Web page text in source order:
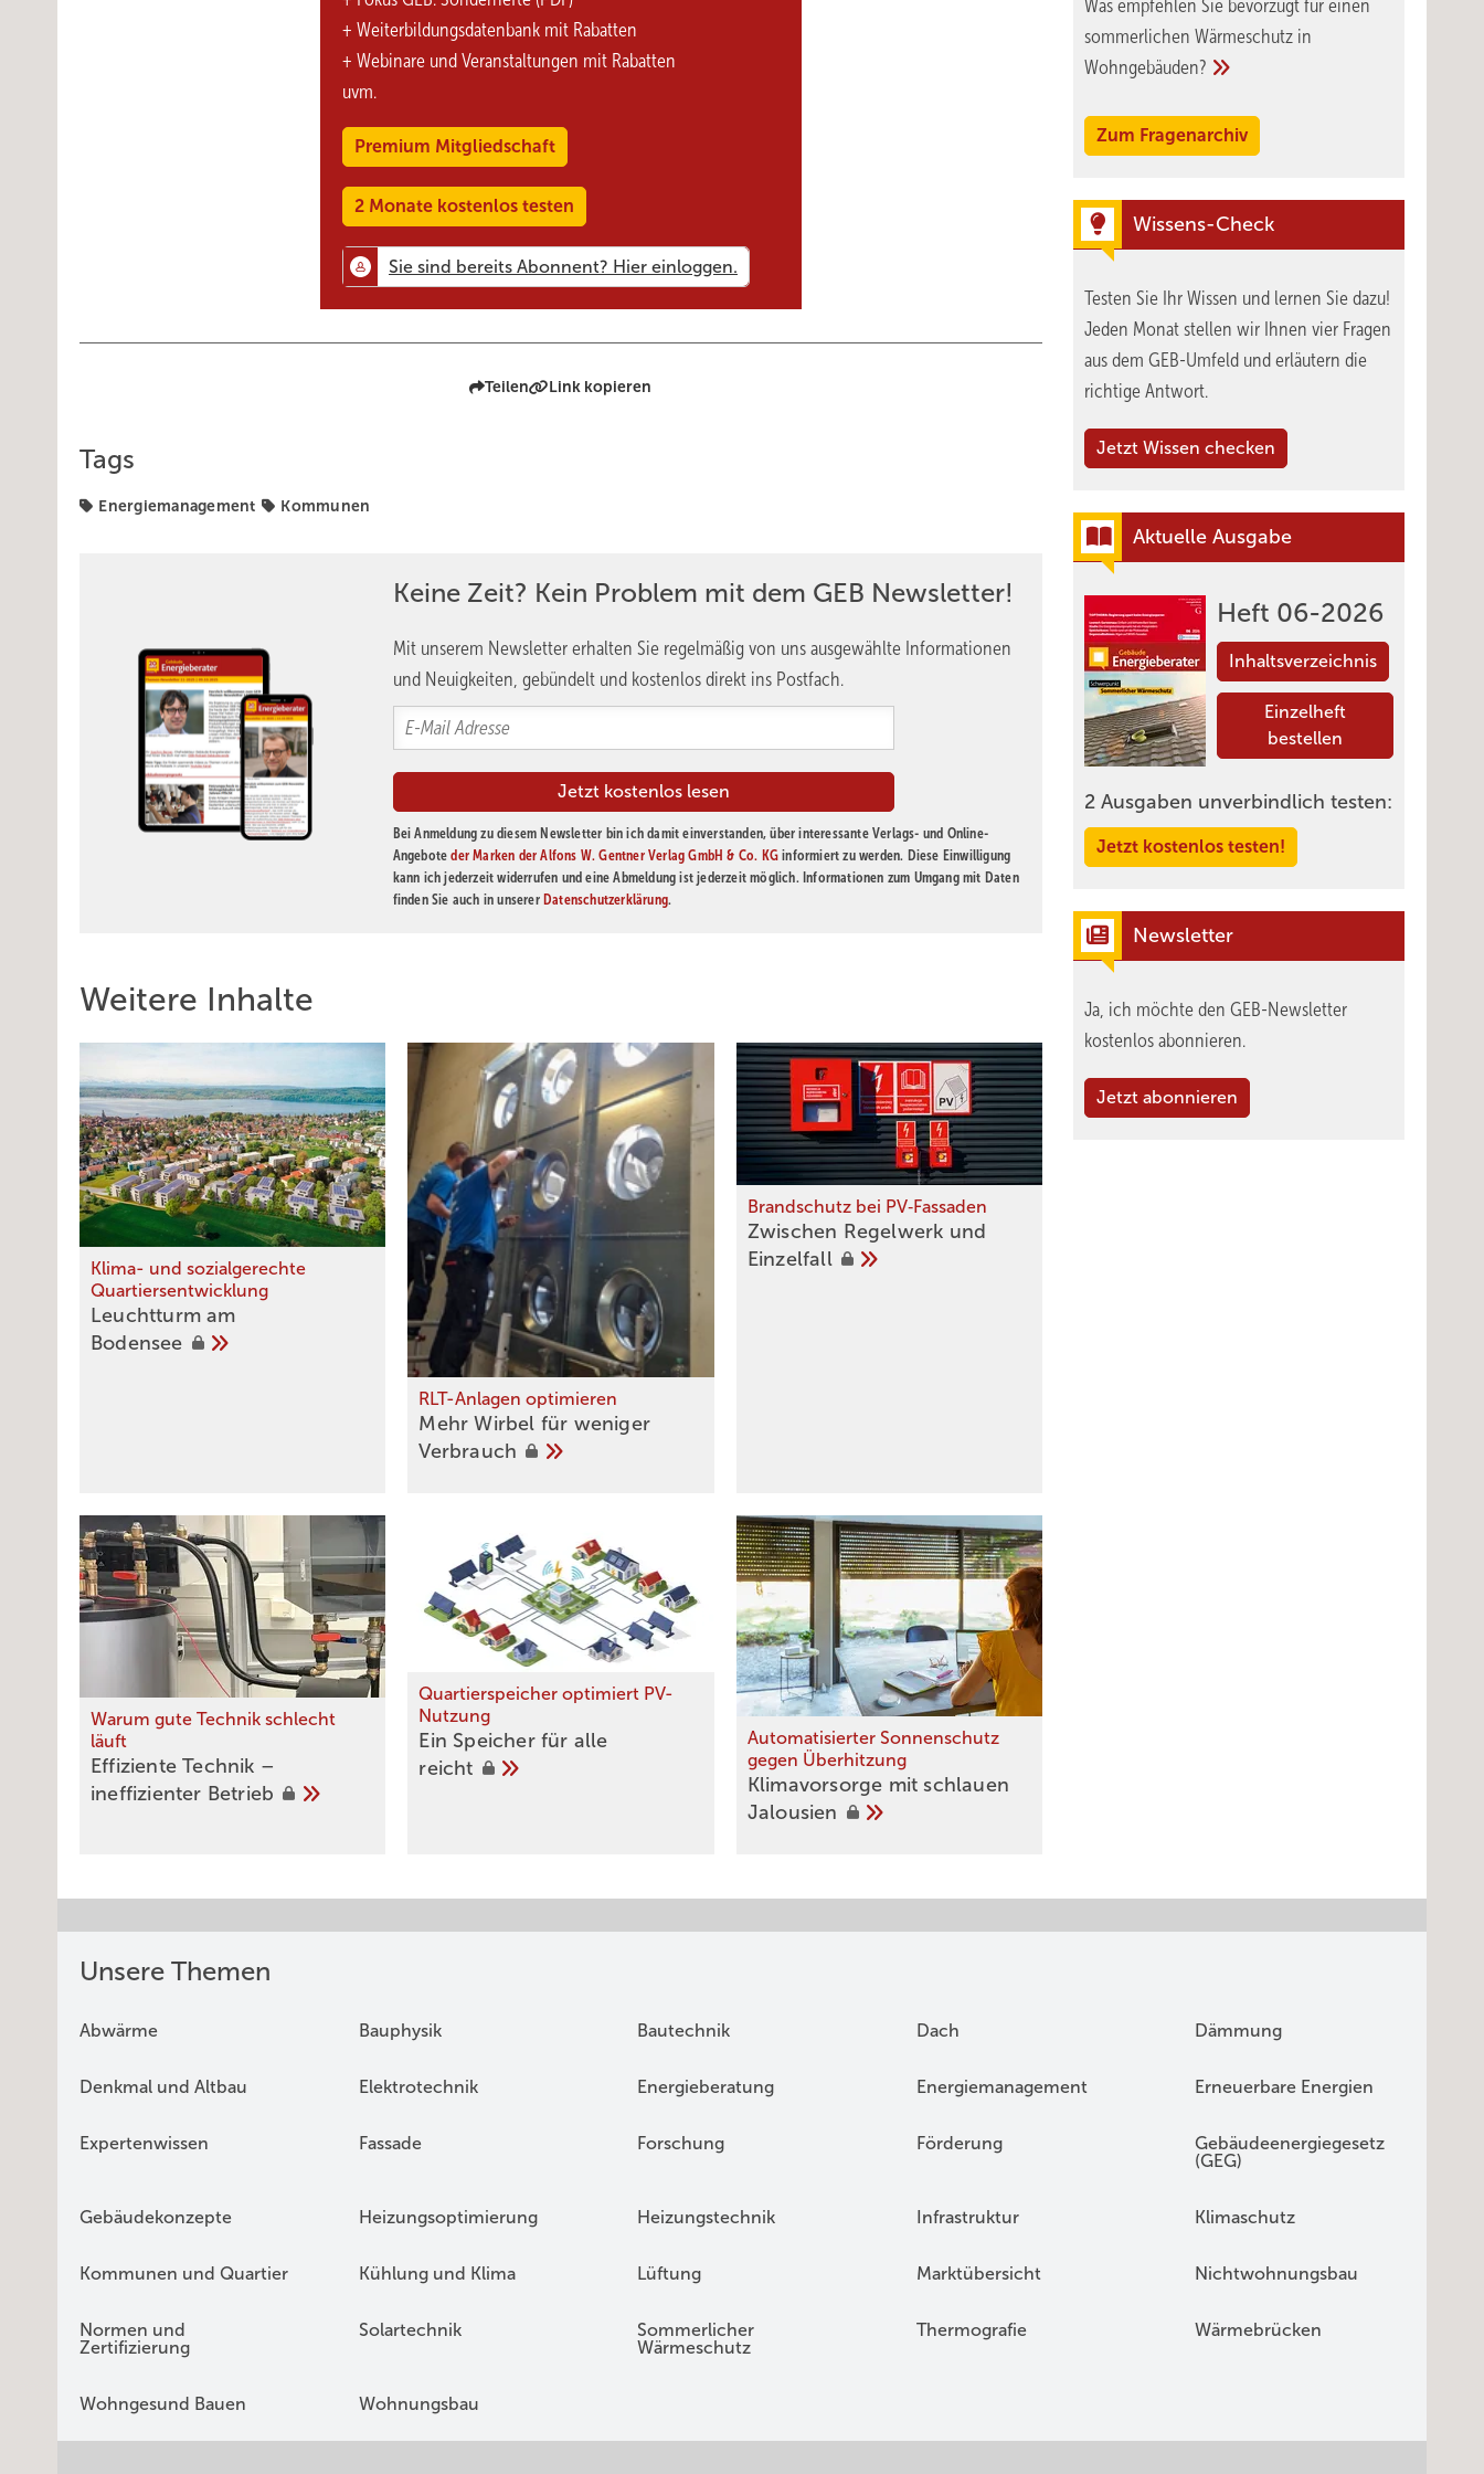
+ Weiterbildungsdatenbank mit Rabatten
+ Webinare und Veranstaltungen mit Rabatten
uvm.
Premium Mitgliedschaft
2 Monate kostenlos testen
Teilen Link kopieren
Tags
Energiemanagement Kommunen
Keine Zeit? Kein Problem mit dem GEB Newsletter!
Mit unserem Newsletter erhalten Sie regelmäßig von uns ausgewählte Informationen
und Neuigkeiten, gebündelt und kostenlos direkt ins Postfach.
Bei Anmeldung zu diesem Newsletter bin ich damit einverstanden, über interessante Verlags- und Online-
Angeboteder Marken der Alfons W. Gentner Verlag GmbH & Co. KG informiert zu werden. Diese Einwilligung
kann ich jederzeit widerrufen und eine Abmeldung ist jederzeit möglich. Informationen zum Umgang mit Daten
finden Sie auch in unserer Datenschutzerklärung.
Weitere Inhalte
Klima- und sozialgerechte
Quartiersentwicklung
Leuchttu rm am
Bodensee
RLT-Anlagen optimieren
Meh r Wirbel für weniger
­Verbrauch
Brandschutz bei PV‑Fassaden
Zwischen Regelwerk und
Einzelfall
Warum gute Technik schlecht
läuft
Effiziente Technik –
ineffizienter Betrieb
Quartierspeicher optimiert PV-
Nutzung
Ein Speicher für alle
reicht
Automatisierter Sonnenschutz
gegen Überhitzung
Klimavorsorge mit schlauen
Jalousien
Was empfehlen Sie bevorzugt für einen
sommerlichen Wärmeschutz in
Wohngebäuden?
Zum Fragenarchiv
Wissens-Check
Testen Sie Ihr Wissen und lernen Sie dazu!
Jeden Monat stellen wir Ihnen vier Fragen
aus dem GEB-Umfeld und erläutern die
richtige Antwort.
Jetzt Wissen checken
Aktuelle Ausgabe
Heft 06-2026
Inhaltsverzeichnis
Einzelheft
bestellen
2 Ausgaben unverbindlich testen:
Jetzt kostenlos testen!
Newsletter
Ja, ich möchte den GEB-Newsletter
kostenlos abonnieren.
Jetzt abonnieren
Unsere Themen
Abwärme Bauphysik Bautechnik Dach Dämmung
Denkmal und Altbau Elektrotechnik Energieberatung Energiemanagement Erneuerbare Energien
Expertenwissen Fassade Forschung Förderung
Gebäudeenergiegesetz
(GEG)
Gebäudekonzepte Heizungsoptimierung Heizungstechnik Infrastruktur Klimaschutz
Kommunen und Quartier Kühlung und Klima Lüftung Marktübersicht Nichtwohnungsbau
Normen und
Zertifizierung
Solartechnik
Sommerlicher
Wärmeschutz
Thermografie Wärmebrücken
Wohngesund Bauen Wohnungsbau